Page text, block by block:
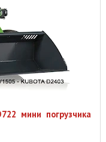
мини погрузчика